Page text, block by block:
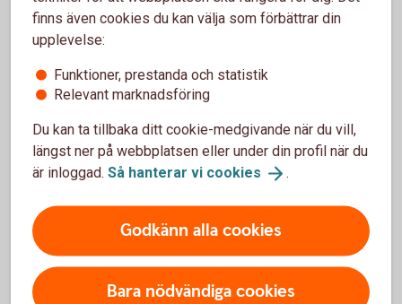
Viktig information
OCR som fakturareferens kvarstår
Det blir obligatoriskt att ange
betalningsmottagarens namn vid
kontoöverföringar, löneutbetalningar och vid
finns även cookies du kan välja som förbättrar din
upplevelse:
Funktioner, prestanda och statistik
Relevant marknadsföring
Du kan ta tillbaka ditt cookie-medgivande när du vill,
längst ner på webbplatsen eller under din profil när du
är inloggad. Så hanterar vi cookies .
Godkänn alla cookies
Bara nödvändiga cookies